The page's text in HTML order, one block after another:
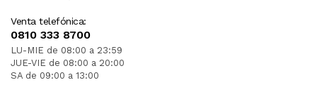
Venta telefónica:
0810 333 8700
LU-MIE de 08:00 a 23:59
JUE-VIE de 08:00 a 20:00
SA de 09:00 a 13:00